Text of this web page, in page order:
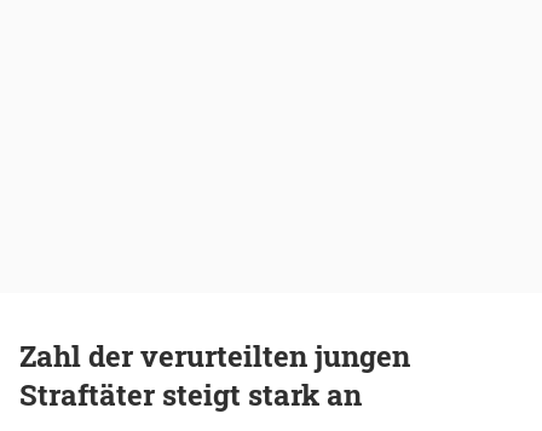
Zahl der verurteilten jungen
Straftäter steigt stark an